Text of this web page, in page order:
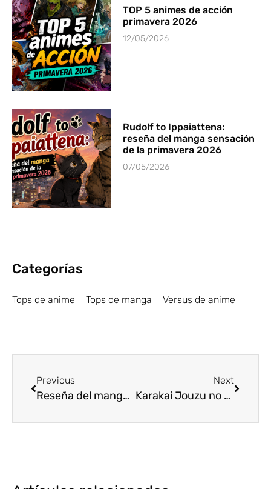
TOP 5 animes de acción
primavera 2026
12/05/2026
Rudolf to Ippaiattena:
reseña del manga sensación
de la primavera 2026
07/05/2026
Categorías
Tops de anime Tops de manga Versus de anime
Previous
Reseña del manga Uchi no Shishou wa Shippo ga Nai
Next
Karakai Jouzu no Takagi-san regresará en 2022